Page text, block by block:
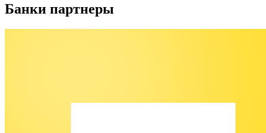
Банки партнеры